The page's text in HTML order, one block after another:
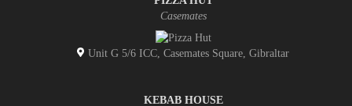
Casemates
Unit G 5/6 ICC, Casemates Square, Gibraltar
KEBAB HOUSE